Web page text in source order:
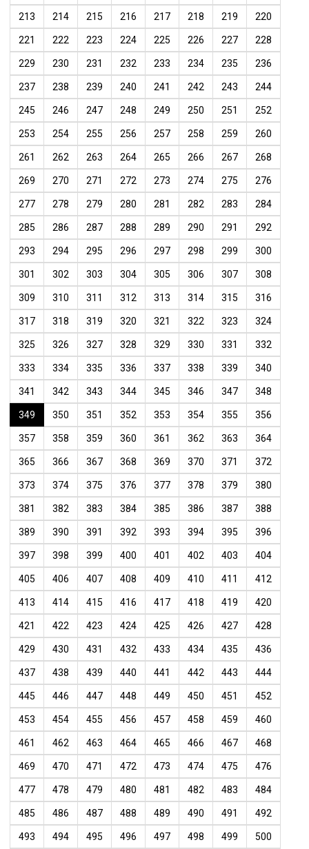
213 214 215 216 217 218 219 220
221 222 223 224 225 226 227 228
229 230 231 232 233 234 235 236
237 238 239 240 241 242 243 244
245 246 247 248 249 250 251 252
253 254 255 256 257 258 259 260
261 262 263 264 265 266 267 268
269 270 271 272 273 274 275 276
277 278 279 280 281 282 283 284
285 286 287 288 289 290 291 292
293 294 295 296 297 298 299 300
301 302 303 304 305 306 307 308
309 310 311 312 313 314 315 316
317 318 319 320 321 322 323 324
325 326 327 328 329 330 331 332
333 334 335 336 337 338 339 340
341 342 343 344 345 346 347 348
349 350 351 352 353 354 355 356
357 358 359 360 361 362 363 364
365 366 367 368 369 370 371 372
373 374 375 376 377 378 379 380
381 382 383 384 385 386 387 388
389 390 391 392 393 394 395 396
397 398 399 400 401 402 403 404
405 406 407 408 409 410 411 412
413 414 415 416 417 418 419 420
421 422 423 424 425 426 427 428
429 430 431 432 433 434 435 436
437 438 439 440 441 442 443 444
445 446 447 448 449 450 451 452
453 454 455 456 457 458 459 460
461 462 463 464 465 466 467 468
469 470 471 472 473 474 475 476
477 478 479 480 481 482 483 484
485 486 487 488 489 490 491 492
493 494 495 496 497 498 499 500